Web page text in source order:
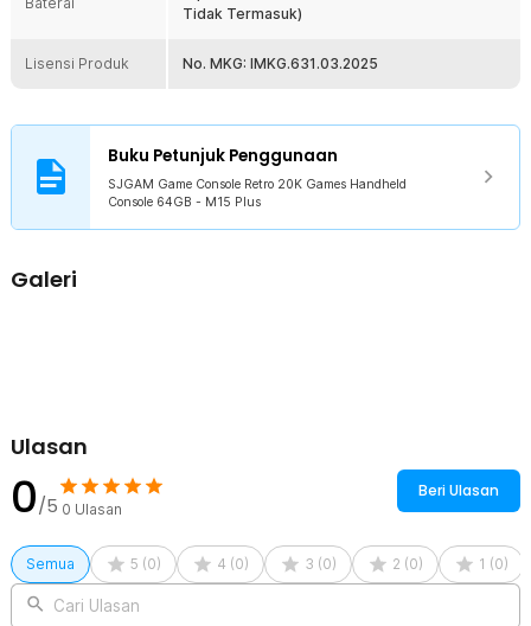
1 x Kabel Micro USB
1 x Panduan Penggunaan
Tidak Termasuk)
Lisensi Produk No. MKG: IMKG.631.03.2025
Buku Petunjuk Penggunaan
SJGAM Game Console Retro 20K Games Handheld
Console 64GB - M15 Plus
Galeri
Ulasan
0/5 0 Ulasan
Beri Ulasan
Semua 5 (0) 4 (0) 3 (0) 2 (0) 1 (0)
Cari Ulasan